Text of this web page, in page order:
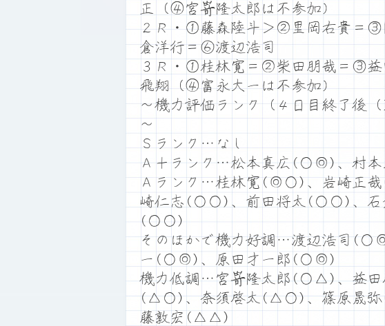
正（④宮嵜隆太郎は不参加）
２Ｒ・①藤森陸斗＞②里岡右貴＝
倉洋行＝⑥渡辺浩司
３Ｒ・①桂林寛＝②柴田朋哉＝③
飛翔（④富永大一は不参加）
～機力評価ランク（４日目終了後
～
Ｓランク…なし
Ａ＋ランク…松本真広(○◎)、村
Ａランク…桂林寛(◎○)、岩崎正
崎仁志(○○)、前田将太(○○)、石
(○○)
そのほかで機力好調…渡辺浩司
一(○◎)、原田才一郎(○◎)
機力低調…宮嵜隆太郎(○△)、益
(△○)、奈須啓太(△○)、篠原晟
藤敦宏(△△)